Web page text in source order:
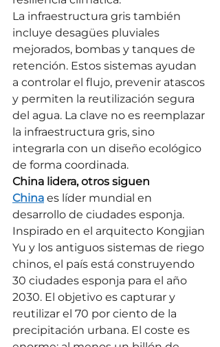
La infraestructura gris también
incluye desagües pluviales
mejorados, bombas y tanques de
retención. Estos sistemas ayudan
a controlar el flujo, prevenir atascos
y permiten la reutilización segura
del agua. La clave no es reemplazar
la infraestructura gris, sino
integrarla con un diseño ecológico
de forma coordinada.
China lidera, otros siguen
China es líder mundial en
desarrollo de ciudades esponja.
Inspirado en el arquitecto Kongjian
Yu y los antiguos sistemas de riego
chinos, el país está construyendo
30 ciudades esponja para el año
2030. El objetivo es capturar y
reutilizar el 70 por ciento de la
precipitación urbana. El coste es